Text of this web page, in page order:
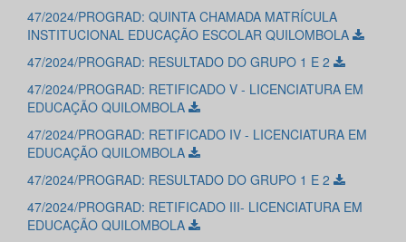
47/2024/PROGRAD: QUINTA CHAMADA MATRÍCULA
INSTITUCIONAL EDUCAÇÃO ESCOLAR QUILOMBOLA
47/2024/PROGRAD: RESULTADO DO GRUPO 1 E 2
47/2024/PROGRAD: RETIFICADO V - LICENCIATURA EM
EDUCAÇÃO QUILOMBOLA
47/2024/PROGRAD: RETIFICADO IV - LICENCIATURA EM
EDUCAÇÃO QUILOMBOLA
47/2024/PROGRAD: RESULTADO DO GRUPO 1 E 2
47/2024/PROGRAD: RETIFICADO III- LICENCIATURA EM
EDUCAÇÃO QUILOMBOLA